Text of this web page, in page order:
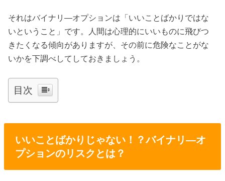
それはバイナリ―オプションは「いいことばかりではな
いということ」です。人間は心理的にいいものに飛びつ
きたくなる傾向がありますが、その前に危険なことがな
いかを下調べしてしておきましょう。
目次
いいことばかりじゃない！？バイナリ―オ
プションのリスクとは？